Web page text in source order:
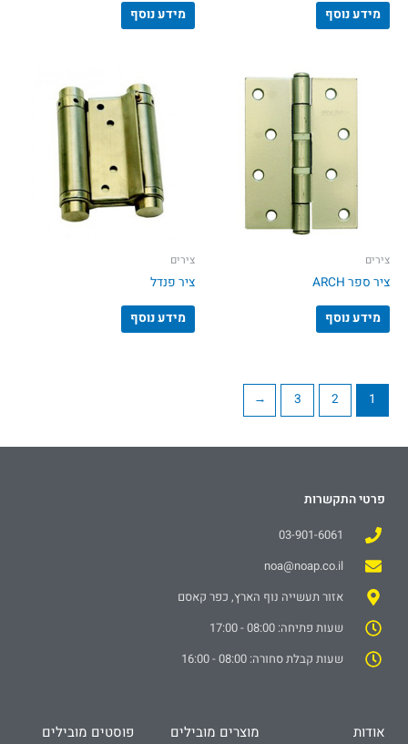
מידע נוסף
מידע נוסף
צירים
ציר ספר ARCH
מידע נוסף
צירים
ציר פנדל
מידע נוסף
1
2
3
←
פרטי התקשרות
03-901-6061
noa@noap.co.il
אזור תעשייה נוף הארץ, כפר קאסם
שעות פתיחה: 08:00 - 17:00
שעות קבלת סחורה: 08:00 - 16:00
אודות מוצרים מובילים פוסטים מובילים